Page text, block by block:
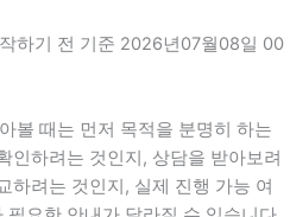
하기 전 기준 2026년07월08일 00
볼 때는 먼저 목적을 분명히 하는
인하려는 것인지, 상담을 받아보려
하려는 것인지, 실제 진행 가능 여